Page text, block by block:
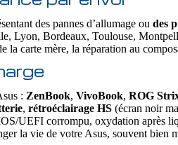
des pannes d’allumage ou des
Lyon, Bordeaux, Toulouse,
la carte mère, la réparation au
: ZenBook, VivoBook, ROG
, rétroéclairage HS (écran noir
UEFI corrompu, oxydation après
la vie de votre Asus, souvent